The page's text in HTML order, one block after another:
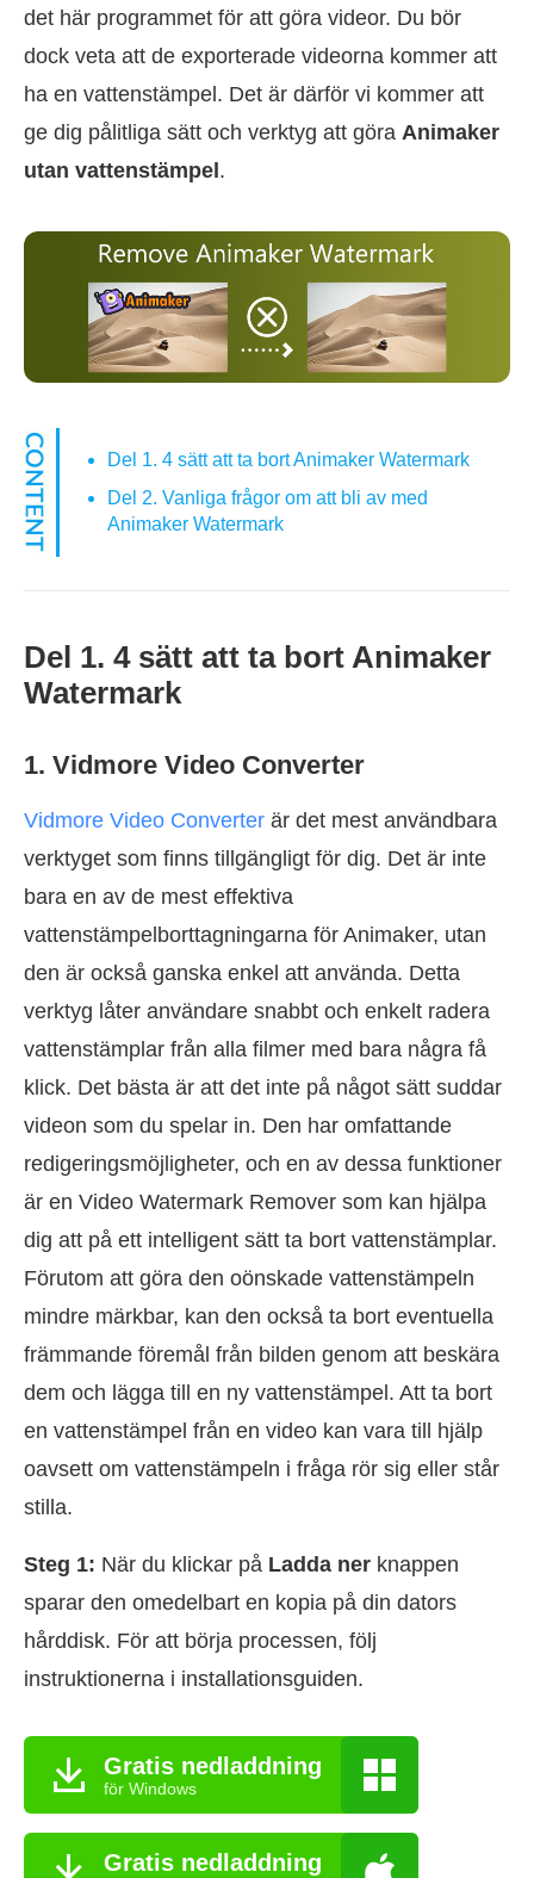
det här programmet för att göra videor. Du bör
dock veta att de exporterade videorna kommer att
ha en vattenstämpel. Det är därför vi kommer att
ge dig pålitliga sätt och verktyg att göra Animaker
utan vattenstämpel.
Del 1. 4 sätt att ta bort Animaker Watermark
Del 2. Vanliga frågor om att bli av med
Animaker Watermark
Del 1. 4 sätt att ta bort Animaker
Watermark
1. Vidmore Video Converter
Vidmore Video Converter är det mest användbara
verktyget som finns tillgängligt för dig. Det är inte
bara en av de mest effektiva
vattenstämpelborttagningarna för Animaker, utan
den är också ganska enkel att använda. Detta
verktyg låter användare snabbt och enkelt radera
vattenstämplar från alla filmer med bara några få
klick. Det bästa är att det inte på något sätt suddar
videon som du spelar in. Den har omfattande
redigeringsmöjligheter, och en av dessa funktioner
är en Video Watermark Remover som kan hjälpa
dig att på ett intelligent sätt ta bort vattenstämplar.
Förutom att göra den oönskade vattenstämpeln
mindre märkbar, kan den också ta bort eventuella
främmande föremål från bilden genom att beskära
dem och lägga till en ny vattenstämpel. Att ta bort
en vattenstämpel från en video kan vara till hjälp
oavsett om vattenstämpeln i fråga rör sig eller står
stilla.
Steg 1: När du klickar på Ladda ner knappen
sparar den omedelbart en kopia på din dators
hårddisk. För att börja processen, följ
instruktionerna i installationsguiden.
Gratis nedladdning
för Windows
Gratis nedladdning